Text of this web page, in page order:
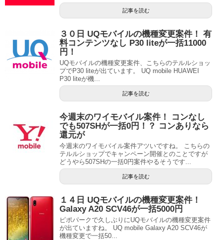
記事を読む
３０日 UQモバイルの機種変更案件！ 有
料コンテンツなし P30 liteが一括11000
円！
UQモバイルの機種変更案件、こちらのテルルショッ
プでP30 liteが出ています。 UQ mobile HUAWEI
P30 liteが機...
記事を読む
今週末のワイモバイル案件！ コンなし
でも507SHが一括0円！？ コンありなら
還元が
今週末のワイモバイル案件アツいですね。 こちらの
テルルショップでキャンペーン開催とのことですが
どうやら507SHの一括0円案件やるそうです...
記事を読む
１４日 UQモバイルの機種変更案件！
Galaxy A20 SCV46が一括5000円
ピポパークで久しぶりにUQモバイルの機種変更案件
が出ていますね。 UQ mobile Galaxy A20 SCV46が
機種変更で一括50...